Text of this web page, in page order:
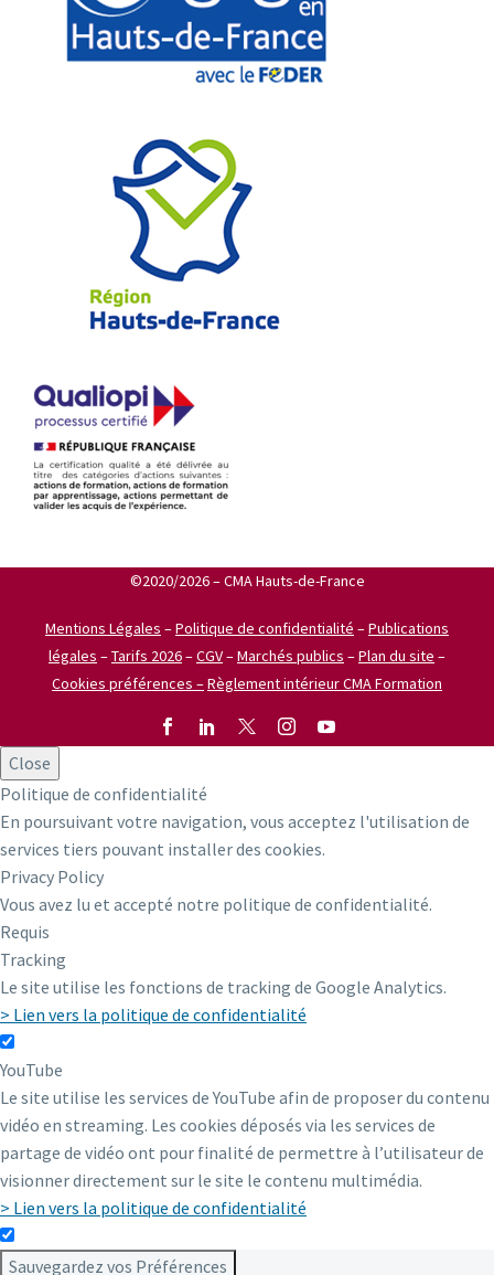
©2020/2026 – CMA Hauts-de-France
Mentions Légales –Politique de confidentialité –Publications
légales –Tarifs 2026–CGV–Marchés publics –Plan du site –
Cookies préférences –Règlement intérieur CMA Formation
Close
Politique de confidentialité
En poursuivant votre navigation, vous acceptez l'utilisation de
services tiers pouvant installer des cookies.
Privacy Policy
Vous avez lu et accepté notre politique de confidentialité.
Requis
Tracking
Le site utilise les fonctions de tracking de Google Analytics.
> Lien vers la politique de confidentialité
YouTube
Le site utilise les services de YouTube afin de proposer du contenu
vidéo en streaming. Les cookies déposés via les services de
partage de vidéo ont pour finalité de permettre à l’utilisateur de
visionner directement sur le site le contenu multimédia.
> Lien vers la politique de confidentialité
Sauvegardez vos Préférences